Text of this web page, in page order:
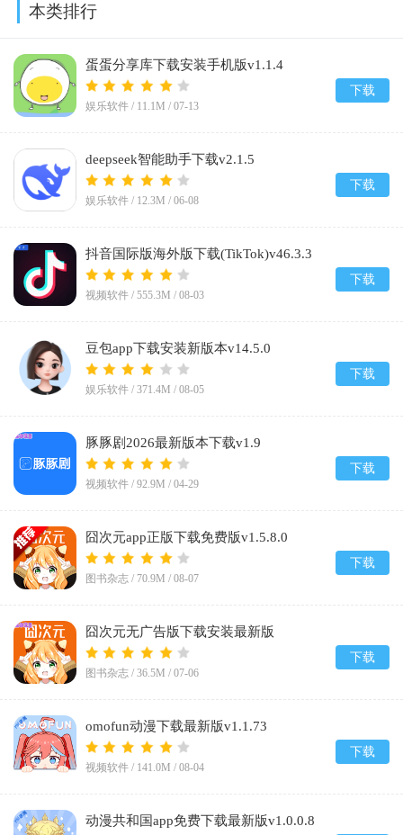
本类排行
蛋蛋分享库下载安装手机版v1.1.4
娱乐软件 / 11.1M / 07-13
下载
deepseek智能助手下载v2.1.5
娱乐软件 / 12.3M / 06-08
下载
抖音国际版海外版下载(TikTok)v46.3.3
视频软件 / 555.3M / 08-03
下载
豆包app下载安装新版本v14.5.0
娱乐软件 / 371.4M / 08-05
下载
豚豚剧2026最新版本下载v1.9
视频软件 / 92.9M / 04-29
下载
囧次元app正版下载免费版v1.5.8.0
图书杂志 / 70.9M / 08-07
下载
囧次元无广告版下载安装最新版
2026v1.5.8.0
图书杂志 / 36.5M / 07-06
下载
omofun动漫下载最新版v1.1.73
视频软件 / 141.0M / 08-04
下载
动漫共和国app免费下载最新版v1.0.0.8